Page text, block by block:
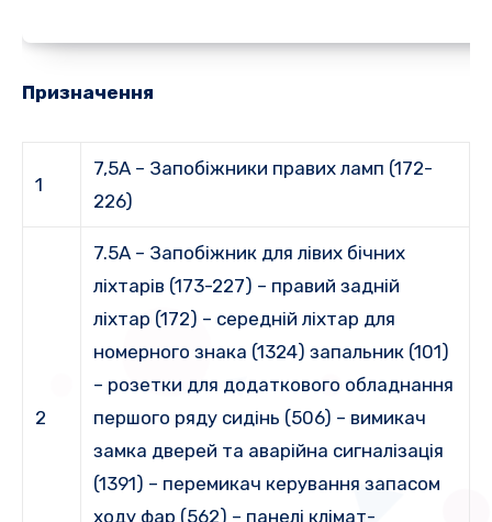
Призначення
1
7,5А – Запобіжники правих ламп (172-
226)
2
7.5A – Запобіжник для лівих бічних
ліхтарів (173-227) – правий задній
ліхтар (172) – середній ліхтар для
номерного знака (1324) запальник (101)
– розетки для додаткового обладнання
першого ряду сидінь (506) – вимикач
замка дверей та аварійна сигналізація
(1391) – перемикач керування запасом
ходу фар (562) – панелі клімат-